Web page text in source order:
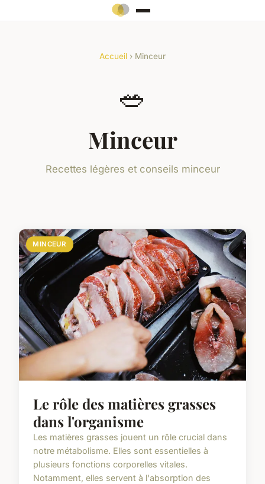
Accueil › Minceur
🥗
Minceur
Recettes légères et conseils minceur
MINCEUR
Le rôle des matières grasses
dans l'organisme
Les matières grasses jouent un rôle crucial dans
notre métabolisme. Elles sont essentielles à
plusieurs fonctions corporelles vitales.
Notamment, elles servent à l'absorption des